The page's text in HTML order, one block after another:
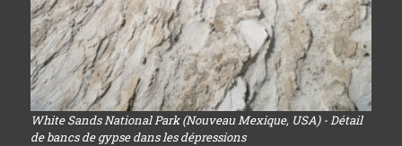
White Sands National Park (Nouveau Mexique, USA) - Détail
de bancs de gypse dans les dépressions